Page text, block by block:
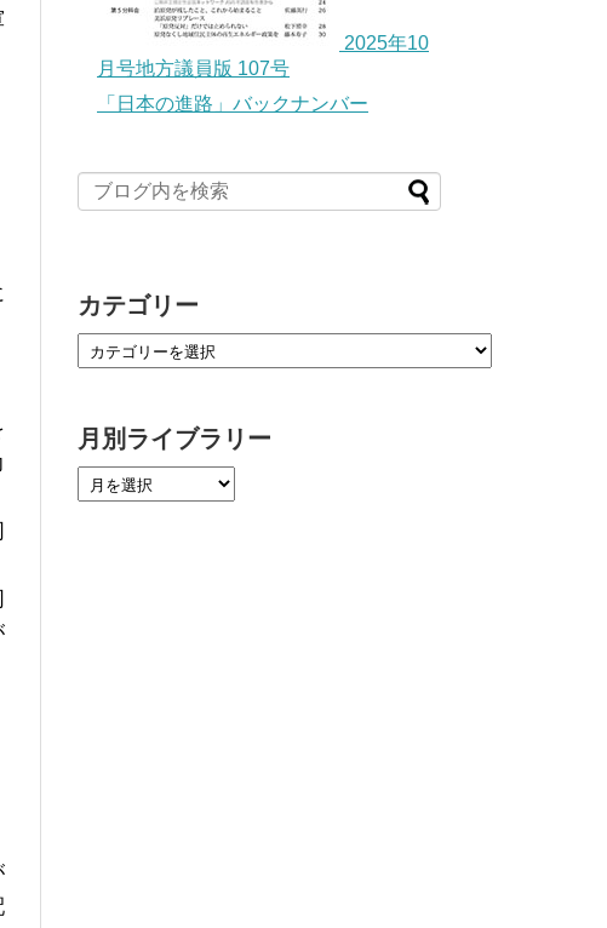
2025年10
月号地方議員版 107号
「日本の進路」バックナンバー
カテゴリー
月別ライブラリー